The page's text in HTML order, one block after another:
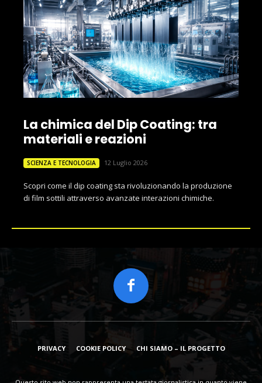
La chimica del Dip Coating: tra
materiali e reazioni
SCIENZA E TECNOLOGIA 12 Luglio 2026
Scopri come il dip coating sta rivoluzionando la produzione
di film sottili attraverso avanzate interazioni chimiche.
PRIVACY COOKIE POLICY CHI SIAMO – IL PROGETTO